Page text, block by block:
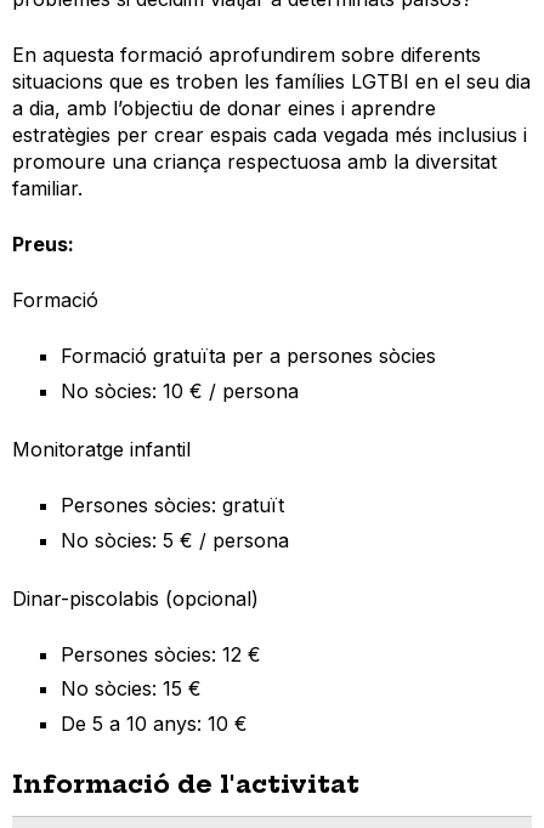
En aquesta formació aprofundirem sobre diferents
situacions que es troben les famílies LGTBI en el seu dia
a dia, amb l’objectiu de donar eines i aprendre
estratègies per crear espais cada vegada més inclusius i
promoure una criança respectuosa amb la diversitat
familiar.
Preus:
Formació
Formació gratuïta per a persones sòcies
No sòcies: 10 € / persona
Monitoratge infantil
Persones sòcies: gratuït
No sòcies: 5 € / persona
Dinar-piscolabis (opcional)
Persones sòcies: 12 €
No sòcies: 15 €
De 5 a 10 anys: 10 €
Informació de l'activitat